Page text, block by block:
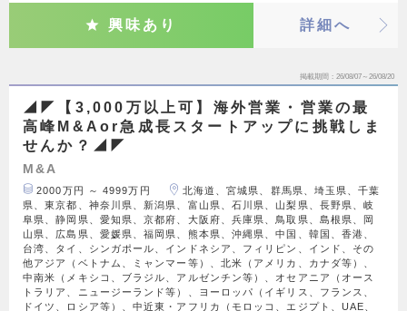
興味あり 詳細へ
掲載期間 26/08/07～26/08/20
◢◤【3,000万以上可】海外営業・営業の最
高峰M&Aor急成長スタートアップに挑戦しま
せんか？◢◤
M&A
2000万円 ～ 4999万円
北海道、宮城県、群馬県、埼玉県、千葉
県、東京都、神奈川県、新潟県、富山県、石川県、山梨県、長野県、岐
阜県、静岡県、愛知県、京都府、大阪府、兵庫県、鳥取県、島根県、岡
山県、広島県、愛媛県、福岡県、熊本県、沖縄県、中国、韓国、香港、
台湾、タイ、シンガポール、インドネシア、フィリピン、インド、その
他アジア（ベトナム、ミャンマー等）、北米（アメリカ、カナダ等）、
中南米（メキシコ、ブラジル、アルゼンチン等）、オセアニア（オース
トラリア、ニュージーランド等）、ヨーロッパ（イギリス、フランス、
ドイツ、ロシア等）、中近東・アフリカ（モロッコ、エジプト、UAE、